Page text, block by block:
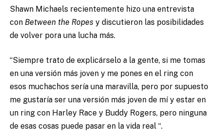
Shawn Michaels recientemente hizo una entrevista
con Between the Ropes y discutieron las posibilidades
de volver pora una lucha más.
“Siempre trato de explicárselo a la gente, si me tomas
en una versión más joven y me pones en el ring con
esos muchachos sería una maravilla, pero por supuesto
me gustaría ser una versión más joven de mí y estar en
un ring con Harley Race y Buddy Rogers, pero ninguna
de esas cosas puede pasar en la vida real “.